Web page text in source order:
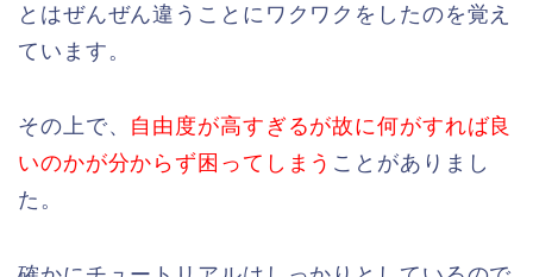
とはぜんぜん違うことにワクワクをしたのを覚え
ています。
その上で、 自由度が高すぎるが故に何がすれば良
いのかが分からず困ってしまう ことがありまし
た。